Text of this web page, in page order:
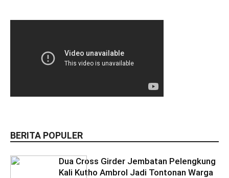
BERITA POPULER
Dua Cross Girder Jembatan Pelengkung
Kali Kutho Ambrol Jadi Tontonan Warga